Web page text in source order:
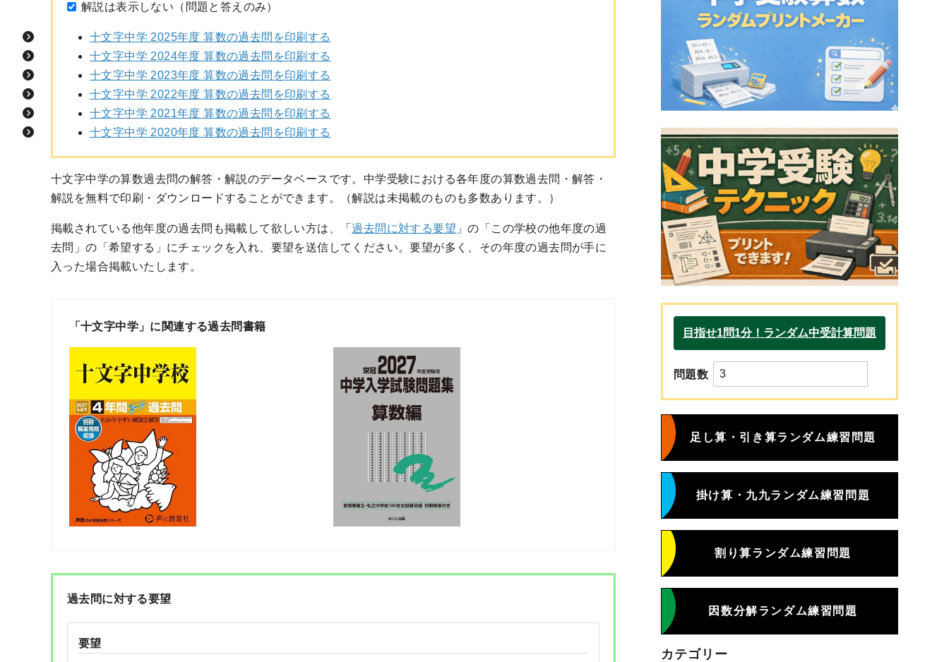
解説は表示しない（問題と答えのみ）
十文字中学 2025年度 算数の過去問を印刷する
十文字中学 2024年度 算数の過去問を印刷する
十文字中学 2023年度 算数の過去問を印刷する
十文字中学 2022年度 算数の過去問を印刷する
十文字中学 2021年度 算数の過去問を印刷する
十文字中学 2020年度 算数の過去問を印刷する
十文字中学の算数過去問の解答・解説のデータベースです。中学受験における各年度の算数過去問・解答・
解説を無料で印刷・ダウンロードすることができます。（解説は未掲載のものも多数あります。）
掲載されている他年度の過去問も掲載して欲しい方は、「過去問に対する要望 」の「この学校の他年度の過
去問」の「希望する」にチェックを入れ、要望を送信してください。要望が多く、その年度の過去問が手に
入った場合掲載いたします。
「十文字中学」に関連する過去問書籍
過去問に対する要望
要望
問題数
足し算・引き算ランダム練習問題
掛け算・九九ランダム練習問題
割り算ランダム練習問題
因数分解ランダム練習問題
カテゴリー